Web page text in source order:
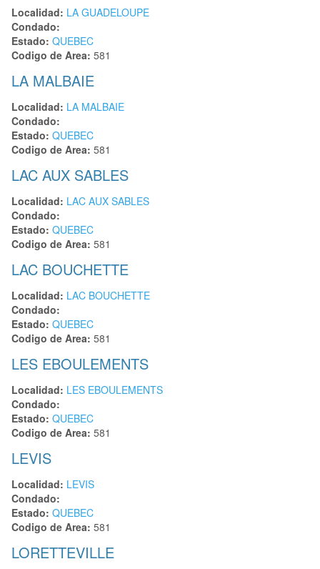
Localidad: LA GUADELOUPE
Condado:
Estado: QUEBEC
Codigo de Area: 581
LA MALBAIE
Localidad: LA MALBAIE
Condado:
Estado: QUEBEC
Codigo de Area: 581
LAC AUX SABLES
Localidad: LAC AUX SABLES
Condado:
Estado: QUEBEC
Codigo de Area: 581
LAC BOUCHETTE
Localidad: LAC BOUCHETTE
Condado:
Estado: QUEBEC
Codigo de Area: 581
LES EBOULEMENTS
Localidad: LES EBOULEMENTS
Condado:
Estado: QUEBEC
Codigo de Area: 581
LEVIS
Localidad: LEVIS
Condado:
Estado: QUEBEC
Codigo de Area: 581
LORETTEVILLE